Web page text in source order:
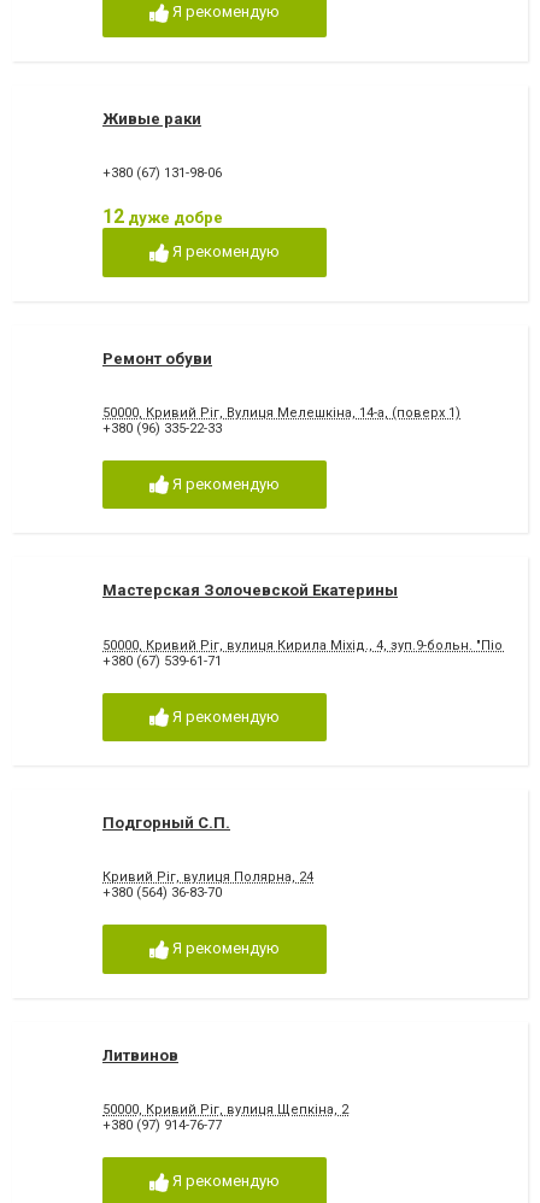
Я рекомендую
Живые раки
+380 (67) 131-98-06
12 дуже добре
Я рекомендую
Ремонт обуви
50000, Кривий Ріг, Вулиця Мелешкіна, 14-а, (поверх 1)
+380 (96) 335-22-33
Я рекомендую
Мастерская Золочевской Екатерины
50000, Кривий Ріг, вулиця Кирила Міхід., 4, зуп.9-больн. "Піонер"
+380 (67) 539-61-71
Я рекомендую
Подгорный С.П.
Кривий Ріг, вулиця Полярна, 24
+380 (564) 36-83-70
Я рекомендую
Литвинов
50000, Кривий Ріг, вулиця Щепкіна, 2
+380 (97) 914-76-77
Я рекомендую